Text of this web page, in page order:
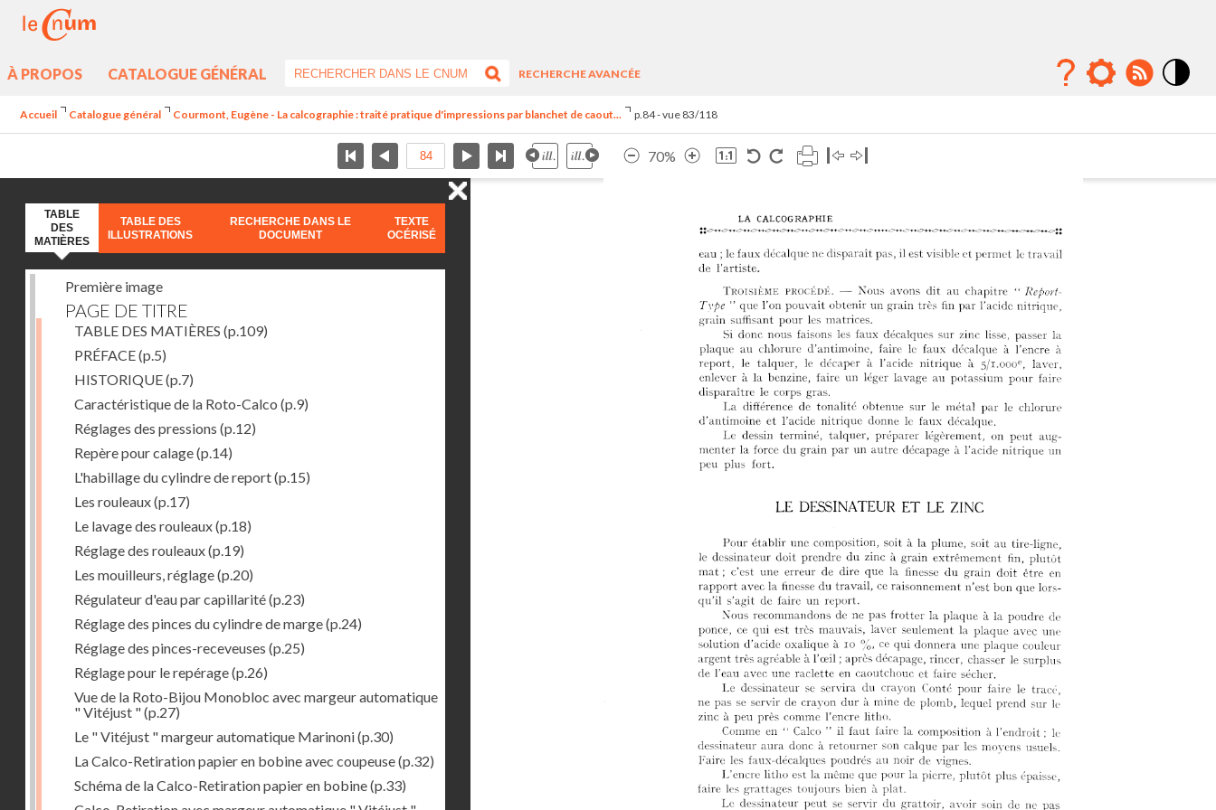
À PROPOS CATALOGUE GÉNÉRAL
RECHERCHE AVANCÉE
Accueil Catalogue général Courmont, Eugène - La calcographie : traité pratique d'impressions par blanchet de caout... p.84 - vue 83/118
70%
TABLE
DES
MATIÈRES
TABLE DES
ILLUSTRATIONS
RECHERCHE DANS LE
DOCUMENT
TEXTE
OCÉRISÉ
Première image
PAGE DE TITRE
TABLE DES MATIÈRES (p.109)
PRÉFACE(p.5)
HISTORIQUE(p.7)
Caractéristique de la Roto-Calco (p.9)
Réglages des pressions (p.12)
Repère pour calage(p.14)
L'habillage du cylindre de report(p.15)
Les rouleaux(p.17)
Le lavage des rouleaux(p.18)
Réglage des rouleaux(p.19)
Les mouilleurs, réglage(p.20)
Régulateur d'eau par capillarité(p.23)
Réglage des pinces du cylindre de marge(p.24)
Réglage des pinces-receveuses (p.25)
Réglage pour le repérage(p.26)
Vue de la Roto-Bijou Monobloc avec margeur automatique
" Vitéjust "(p.27)
Le " Vitéjust " margeur automatique Marinoni(p.30)
La Calco-Retiration papier en bobine avec coupeuse(p.32)
Schéma de la Calco-Retiration papier en bobine(p.33)